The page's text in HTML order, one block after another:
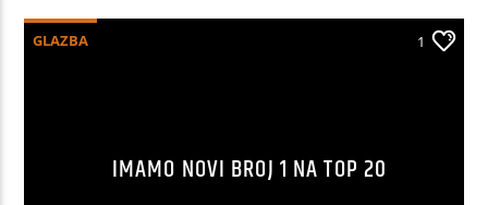
GLAZBA 1
IMAMO NOVI BROJ 1 NA TOP 20